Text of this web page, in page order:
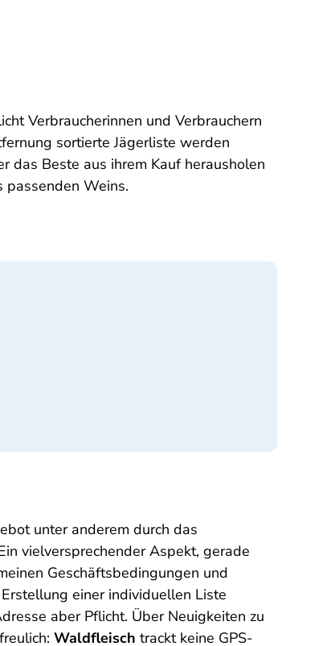
Verbraucherinnen und Verbrauchern
sortierte Jägerliste werden
das Beste aus ihrem Kauf herausholen
passenden Weins.
unter anderem durch das
vielversprechender Aspekt, gerade
Geschäftsbedingungen und
einer individuellen Liste
aber Pflicht. Über Neuigkeiten zu
Waldfleisch trackt keine GPS-